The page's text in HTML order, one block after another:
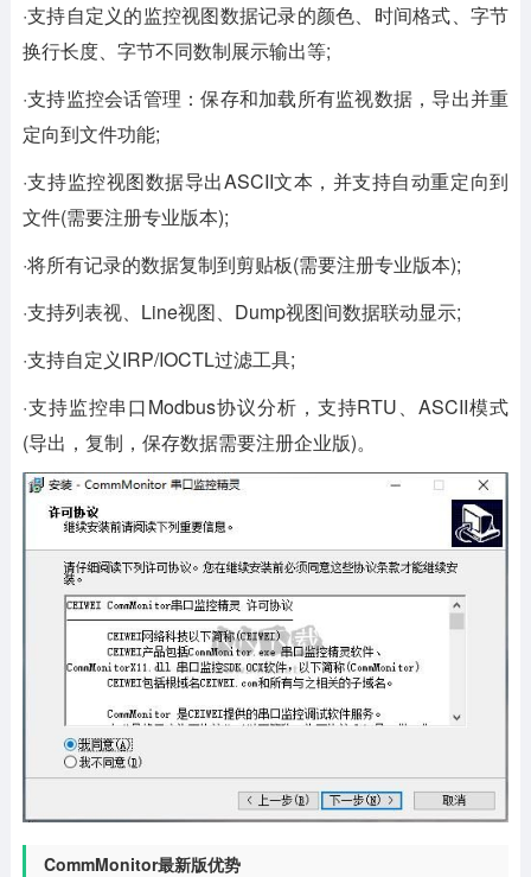
·支持自定义的监控视图数据记录的颜色、时间格式、字节
换行长度、字节不同数制展示输出等;
·支持监控会话管理：保存和加载所有监视数据，导出并重
定向到文件功能;
·支持监控视图数据导出ASCII文本，并支持自动重定向到
文件(需要注册专业版本);
·将所有记录的数据复制到剪贴板(需要注册专业版本);
·支持列表视、Line视图、Dump视图间数据联动显示;
·支持自定义IRP/IOCTL过滤工具;
·支持监控串口Modbus协议分析，支持RTU、ASCII模式
(导出，复制，保存数据需要注册企业版)。
CommMonitor最新版优势